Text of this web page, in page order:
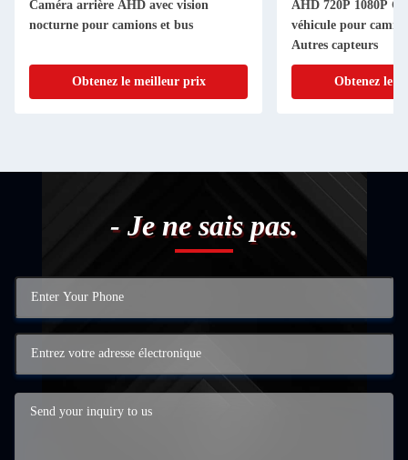
Caméra arrière AHD avec vision
nocturne pour camions et bus
Obtenez le meilleur prix
AHD 720P 1080P
véhicule pour
Autres capteurs
Obtenez le
- Je ne sais pas.